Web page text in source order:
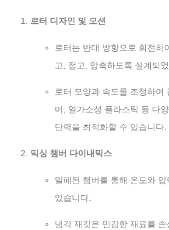
로터 디자인 및 모션
로터는 반대 방향으로 회전하
고, 접고, 압축하도록 설계되
로터 모양과 속도를 조정하여
머, 열가소성 플라스틱 등 다
단력을 최적화할 수 있습니다.
믹싱 챔버 다이내믹스
밀폐된 챔버를 통해 온도와
있습니다.
냉각 재킷은 민감한 재료를